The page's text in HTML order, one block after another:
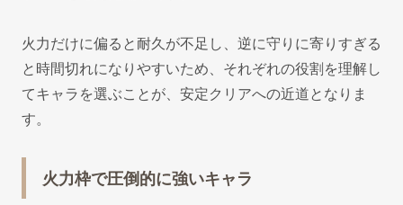
火力だけに偏ると耐久が不足し、逆に守りに寄りすぎる
と時間切れになりやすいため、それぞれの役割を理解し
てキャラを選ぶことが、安定クリアへの近道となりま
す。
火力枠で圧倒的に強いキャラ